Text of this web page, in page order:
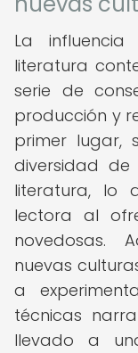
La
literatura
serie de
producción y
primer lugar,
diversidad
literatura, lo
lectora al
novedosas.
nuevas
a
técnicas
llevado a